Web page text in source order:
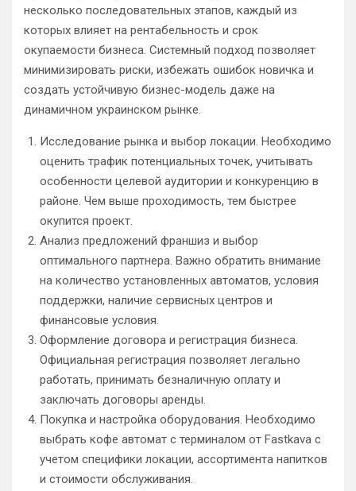
несколько последовательных этапов, каждый из
которых влияет на рентабельность и срок
окупаемости бизнеса. Системный подход позволяет
минимизировать риски, избежать ошибок новичка и
создать устойчивую бизнес-модель даже на
динамичном украинском рынке.
Исследование рынка и выбор локации. Необходимо
оценить трафик потенциальных точек, учитывать
особенности целевой аудитории и конкуренцию в
районе. Чем выше проходимость, тем быстрее
окупится проект.
Анализ предложений франшиз и выбор
оптимального партнера. Важно обратить внимание
на количество установленных автоматов, условия
поддержки, наличие сервисных центров и
финансовые условия.
Оформление договора и регистрация бизнеса.
Официальная регистрация позволяет легально
работать, принимать безналичную оплату и
заключать договоры аренды.
Покупка и настройка оборудования. Необходимо
выбрать кофе автомат с терминалом от Fastkava с
учетом специфики локации, ассортимента напитков
и стоимости обслуживания.